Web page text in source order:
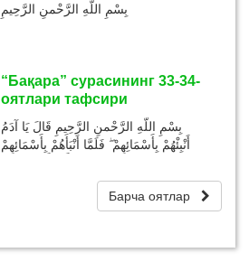
بِسْمِ اللّهِ الرَّحْمنِ الرَّحِيمِ
“Бақара” сурасининг 33-34-
оятлари тафсири
بِسْمِ اللّهِ الرَّحْمنِ الرَّحِيمِ قَالَ يَا آدَمُ
أَنْبِئْهُمْ بِأَسْمَائِهِمْ ۖ فَلَمَّا أَنْبَأَهُمْ بِأَسْمَائِهِمْ
Барча оятлар